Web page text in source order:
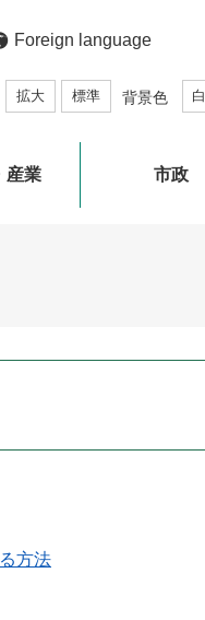
Foreign language
拡大 標準 背景色 白
産業 市政
方法